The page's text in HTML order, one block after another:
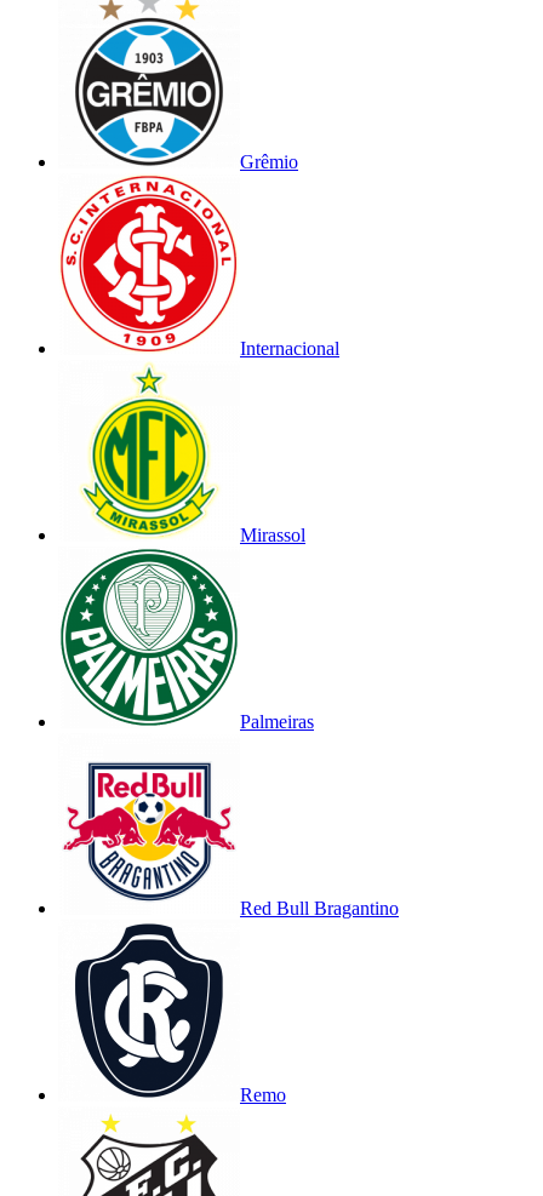
Grêmio
Internacional
Mirassol
Palmeiras
Red Bull Bragantino
Remo